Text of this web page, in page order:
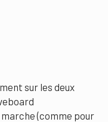
sur les deux
(comme pour